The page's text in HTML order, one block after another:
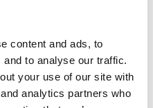
content and ads, to
to analyse our traffic.
your use of our site with
analytics partners who